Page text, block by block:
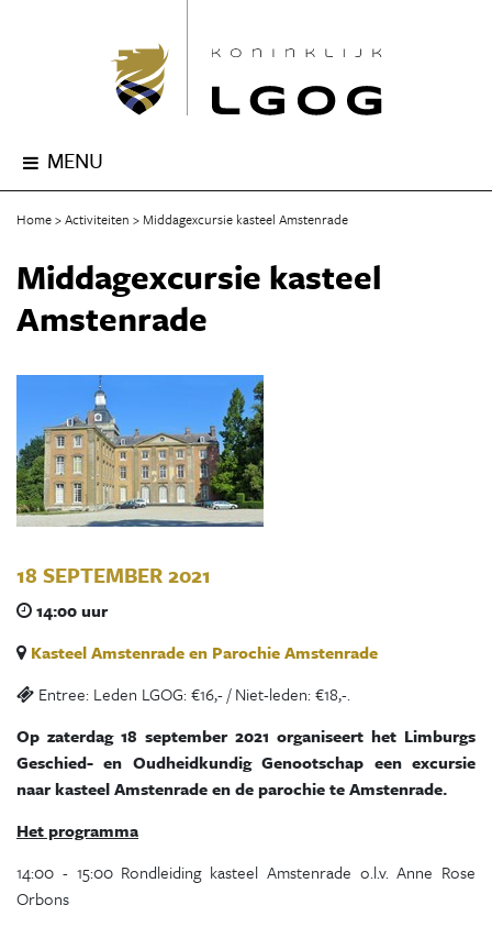
MENU
Home Activiteiten Middagexcursie kasteel Amstenrade
Middagexcursie kasteel
Amstenrade
18 SEPTEMBER 2021
14:00 uur
Kasteel Amstenrade en Parochie Amstenrade
Entree: Leden LGOG: €16,- / Niet-leden: €18,-.
Op zaterdag 18 september 2021 organiseert het Limburgs
Geschied- en Oudheidkundig Genootschap een excursie
naar kasteel Amstenrade en de parochie te Amstenrade.
Het programma
14:00 - 15:00 Rondleiding kasteel Amstenrade o.l.v. Anne Rose
Orbons